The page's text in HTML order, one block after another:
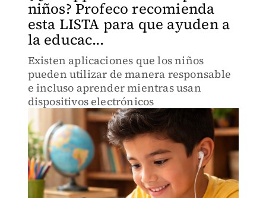
niños? Profeco recomienda
esta LISTA para que ayuden a
la educac...
Existen aplicaciones que los niños
pueden utilizar de manera responsable
e incluso aprender mientras usan
dispositivos electrónicos